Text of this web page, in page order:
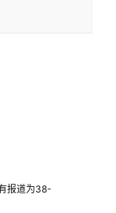
报道为38-